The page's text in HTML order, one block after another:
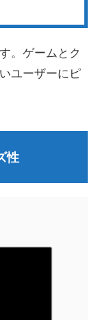
。ゲームとク
ユーザーにピ
性